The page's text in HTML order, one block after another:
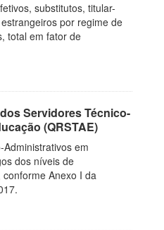
substitutos, titular-
por regime de
total em fator de
Servidores Técnico-
(QRSTAE)
em
dos níveis de
conforme Anexo I da